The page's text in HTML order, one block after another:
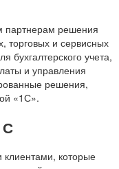
партнерам решения
торговых и сервисных
бухгалтерского учета,
и управления
решения,
«1С».
которые